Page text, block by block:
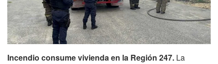
Incendio consume vivienda en la Región 247. La